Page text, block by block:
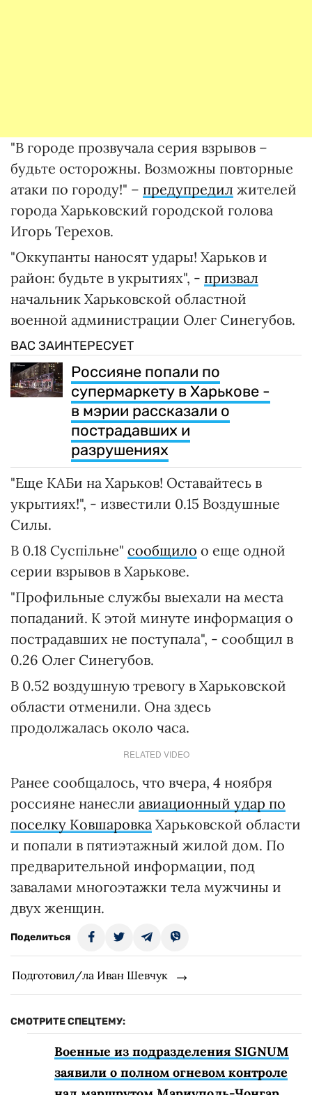
"В городе прозвучала серия взрывов –
будьте осторожны. Возможны повторные
атаки по городу!" – предупредил жителей
города Харьковский городской голова
Игорь Терехов.
"Оккупанты наносят удары! Харьков и
район: будьте в укрытиях", - призвал
начальник Харьковской областной
военной администрации Олег Синегубов.
ВАС ЗАИНТЕРЕСУЕТ
Россияне попали по
супермаркету в Харькове -
в мэрии рассказали о
пострадавших и
разрушениях
"Еще КАБи на Харьков! Оставайтесь в
укрытиях!", - известили 0.15 Воздушные
Силы.
В 0.18 Суспільне" сообщило о еще одной
серии взрывов в Харькове.
"Профильные службы выехали на места
попаданий. К этой минуте информация о
пострадавших не поступала", - сообщил в
0.26 Олег Синегубов.
В 0.52 воздушную тревогу в Харьковской
области отменили. Она здесь
продолжалась около часа.
RELATED VIDEO
Ранее сообщалось, что вчера, 4 ноября
россияне нанесли авиационный удар по
поселку Ковшаровка Харьковской области
и попали в пятиэтажный жилой дом. По
предварительной информации, под
завалами многоэтажки тела мужчины и
двух женщин.
Поделиться
Подготовил/ла Иван Шевчук
СМОТРИТЕ СПЕЦТЕМУ:
Военные из подразделения SIGNUM
заявили о полном огневом контроле